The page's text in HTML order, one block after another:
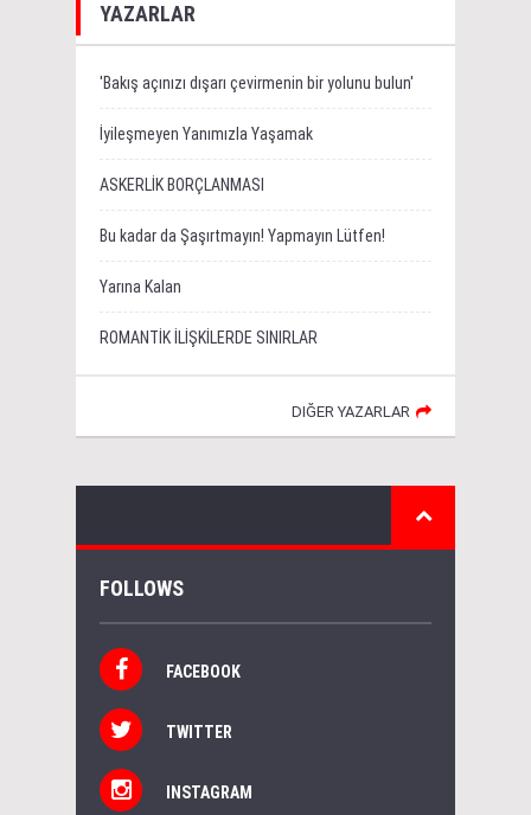
YAZARLAR
'Bakış açınızı dışarı çevirmenin bir yolunu bulun'
İyileşmeyen Yanımızla Yaşamak
ASKERLİK BORÇLANMASI
Bu kadar da Şaşırtmayın! Yapmayın Lütfen!
Yarına Kalan
ROMANTİK İLİŞKİLERDE SINIRLAR
DIĞER YAZARLAR
FOLLOWS
FACEBOOK
TWITTER
INSTAGRAM